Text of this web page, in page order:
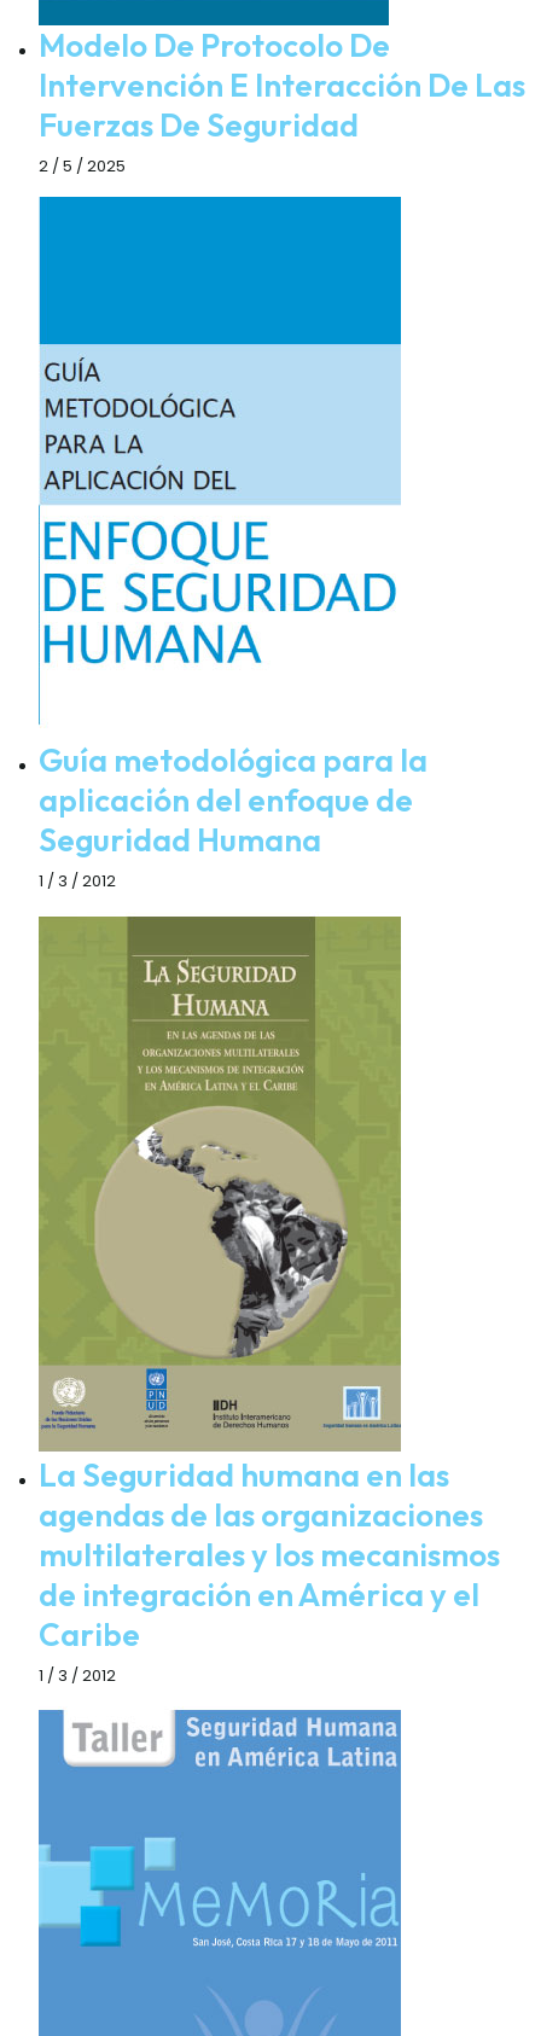
Modelo De Protocolo De
Intervención E Interacción De Las
Fuerzas De Seguridad
2 / 5 / 2025
Guía metodológica para la
aplicación del enfoque de
Seguridad Humana
1 / 3 / 2012
La Seguridad humana en las
agendas de las organizaciones
multilaterales y los mecanismos
de integración en América y el
Caribe
1 / 3 / 2012